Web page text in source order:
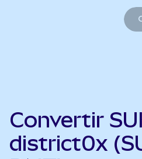
Convertir
district0x